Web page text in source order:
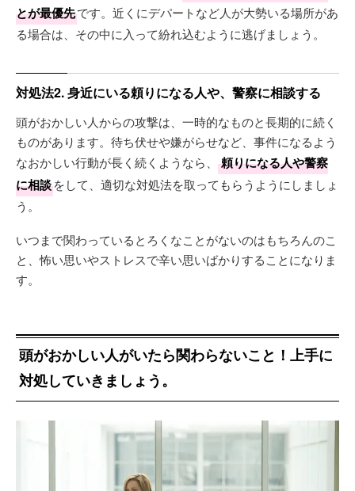
とが最優先です。近くにデパートなど人が大勢いる場所があ
る場合は、その中に入って紛れ込むように逃げましょう。
対処法2. 身近にいる頼りになる人や、警察に相談する
頭がおかしい人からの攻撃は、一時的なものと長期的に続く
ものがあります。待ち伏せや嫌がらせなど、事件になるよう
なおかしい行動が長く続くようなら、
頼りになる人や警察
に相談をして、適切な対処法を取ってもらうようにしましょ
う。
いつまで関わっているとろくなことがないのはもちろんのこ
と、怖い思いやストレスで辛い思いばかりすることになりま
す。
頭がおかしい人がいたら関わらないこと！上手に
対処していきましょう。